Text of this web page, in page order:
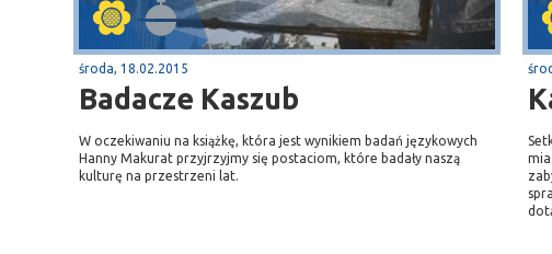
środa, 18.02.2015
Badacze Kaszub
W oczekiwaniu na książkę, która jest wynikiem badań językowych
Hanny Makurat przyjrzyjmy się postaciom, które badały naszą
kulturę na przestrzeni lat.